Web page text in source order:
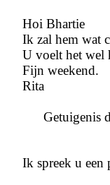
Hoi Bhartie
Ik zal hem wat
U voelt het wel
Fijn weekend.
Rita
Getuigenis
Ik spreek u een